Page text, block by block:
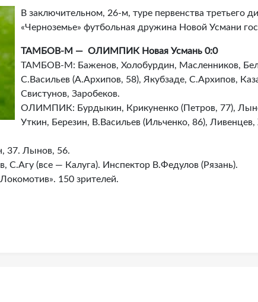
В заключительном, 26-м, туре первенства третьего
«Черноземье» футбольная дружина Новой Усмани
ТАМБОВ-М — ОЛИМПИК Новая Усмань 0:0
ТАМБОВ-М: Баженов, Холобурдин, Масленников,
С.Васильев (А.Архипов, 58), Якубзаде, С.Архипов,
Свистунов, Заробеков.
ОЛИМПИК: Бурдыкин, Крикуненко (Петров, 77),
Уткин, Березин, В.Васильев (Ильченко, 86), Ливенцев,
37. Лынов, 56.
С.Агу (все — Калуга). Инспектор В.Федулов (Рязань).
150 зрителей.